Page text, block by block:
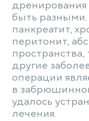
дренирования
быть разными.
панкреатит,
перитонит,
другие
операции
в
удалось
лечения.